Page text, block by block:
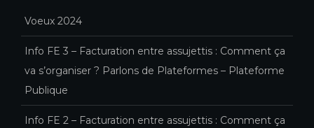
Voeux 2024
Info FE 3 – Facturation entre assujettis : Comment ça
va s’organiser ? Parlons de Plateformes – Plateforme
Publique
Info FE 2 – Facturation entre assujettis : Comment ça